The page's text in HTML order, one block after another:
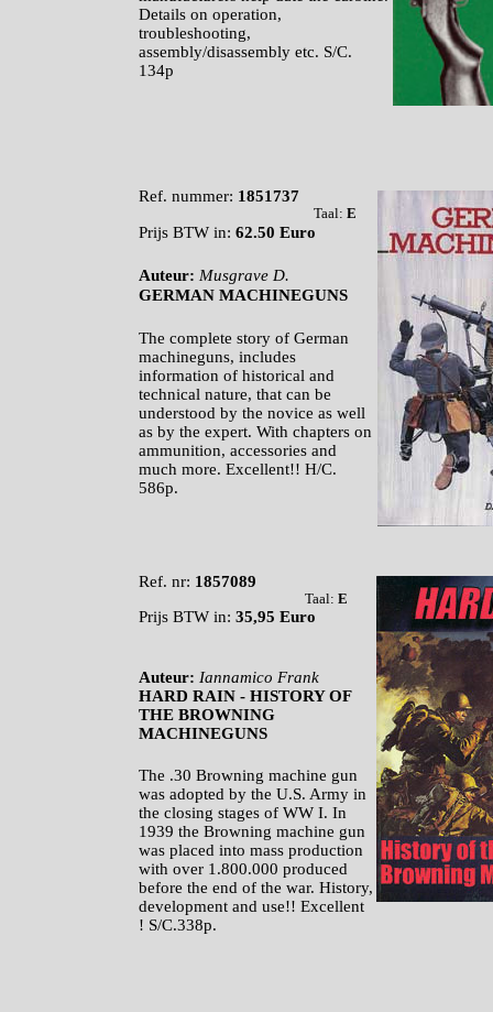
Details on operation,
troubleshooting,
assembly/disassembly etc. S/C.
134p
Ref. nummer: 1851737
Taal: E
Prijs BTW in: 62.50 Euro
Auteur: Musgrave D.
GERMAN MACHINEGUNS
The complete story of German
machineguns, includes
information of historical and
technical nature, that can be
understood by the novice as well
as by the expert. With chapters on
ammunition, accessories and
much more. Excellent!! H/C.
586p.
Ref. nr: 1857089
Taal: E
Prijs BTW in: 35,95 Euro
Auteur: Iannamico Frank
HARD RAIN - HISTORY OF
THE BROWNING
MACHINEGUNS
The .30 Browning machine gun
was adopted by the U.S. Army in
the closing stages of WW I. In
1939 the Browning machine gun
was placed into mass production
with over 1.800.000 produced
before the end of the war. History,
development and use!! Excellent
! S/C.338p.